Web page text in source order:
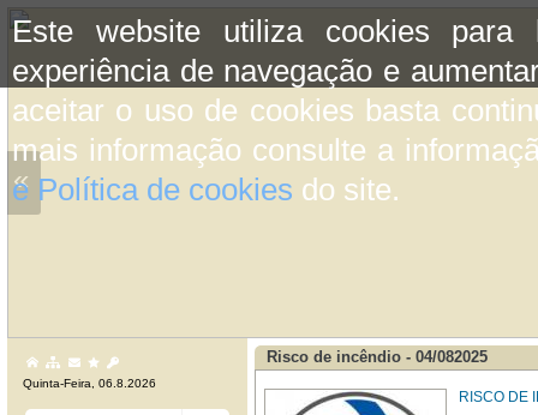
Este website utiliza cookies para
experiência de navegação e
aceitar o uso de cookies basta
mais informação consulte a
e Política de cookies do site.
«
Quinta-Feira, 06.8.2026
Risco de incêndio - 04/082025
RISCO DE